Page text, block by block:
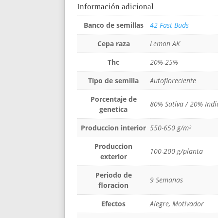
Información adicional
Banco de semillas
42 Fast Buds
Cepa raza
Lemon AK
Thc
20%-25%
Tipo de semilla
Autofloreciente
Porcentaje de
genetica
80% Sativa / 20%
Produccion interior 550-650 g/m²
Produccion
exterior
100-200 g/planta
Periodo de
floracion
9 Semanas
Efectos
Alegre, Motivador